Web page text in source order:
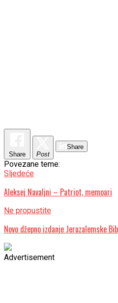
Share Post
Share
Povezane teme:
Sljedeće
Aleksej Navaljni – Patriot, memoari
Ne propustite
Novo džepno izdanje Jeruzalemske
Advertisement